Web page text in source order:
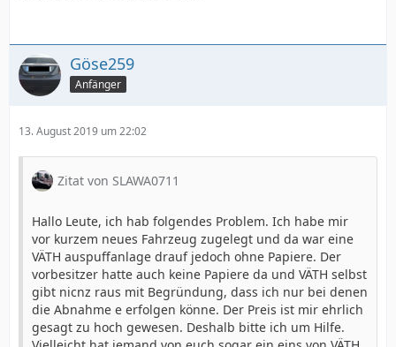
Göse259
Anfänger
13. August 2019 um 22:02
Zitat von SLAWA0711
Hallo Leute, ich hab folgendes Problem. Ich habe mir
vor kurzem neues Fahrzeug zugelegt und da war eine
VÄTH auspuffanlage drauf jedoch ohne Papiere. Der
vorbesitzer hatte auch keine Papiere da und VÄTH selbst
gibt nicnz raus mit Begründung, dass ich nur bei denen
die Abnahme e erfolgen könne. Der Preis ist mir ehrlich
gesagt zu hoch gewesen. Deshalb bitte ich um Hilfe.